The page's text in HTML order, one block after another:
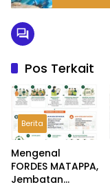
Pos Terkait
Berita
Mengenal
FORDES MATAPPA,
Jembatan